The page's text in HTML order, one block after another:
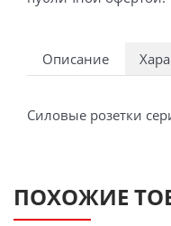
Описание
Силовые розетки
ПОХОЖИЕ